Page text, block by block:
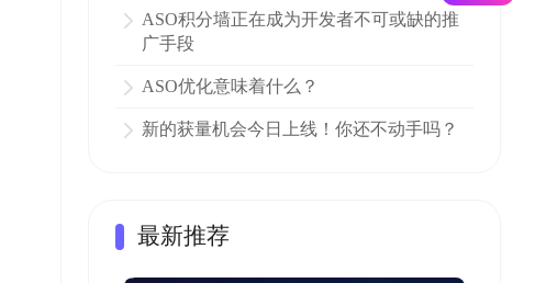
ASO积分墙正在成为开发者不可或缺的推
广手段
ASO优化意味着什么？
新的获量机会今日上线！你还不动手吗？
最新推荐